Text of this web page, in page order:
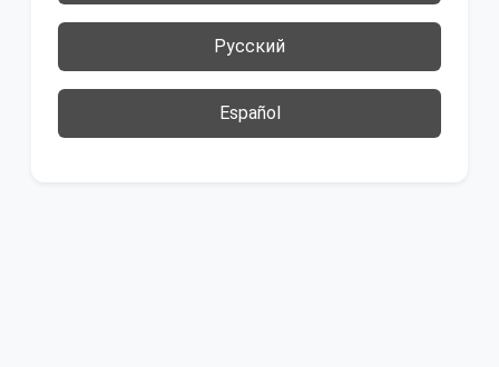
Русский
Español